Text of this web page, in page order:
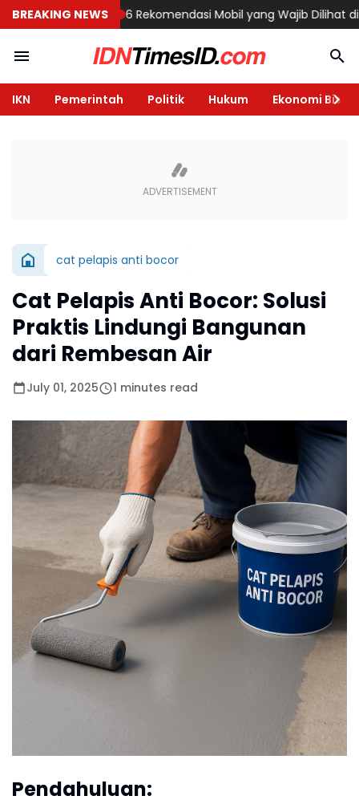
BREAKING NEWS
Semarang 6 Rekomendasi Mobil yang Wajib Dilihat di GIIAS
IKN Pemerintah Politik Hukum Ekonomi Bisnis
cat pelapis anti bocor
Cat Pelapis Anti Bocor: Solusi
Praktis Lindungi Bangunan
dari Rembesan Air
July 01, 2025 1 minutes read
Pendahuluan: